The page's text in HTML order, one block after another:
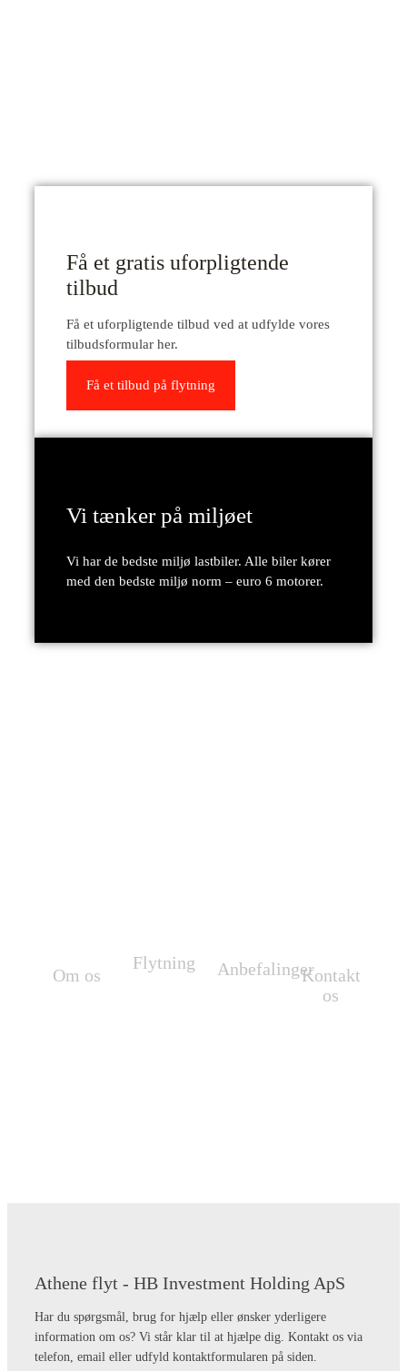
Få et gratis uforpligtende
tilbud
Få et uforpligtende tilbud ved at udfylde vores
tilbudsformular her.
Få et tilbud på flytning
Vi tænker på miljøet
Vi har de bedste miljø lastbiler. Alle biler kører
med den bedste miljø norm – euro 6 motorer.
Om os
Flytning AnbefalingerKontakt
os
Athene flyt - HB Investment Holding ApS
Har du spørgsmål, brug for hjælp eller ønsker yderligere
information om os? Vi står klar til at hjælpe dig. Kontakt os via
telefon, email eller udfyld kontaktformularen på siden.